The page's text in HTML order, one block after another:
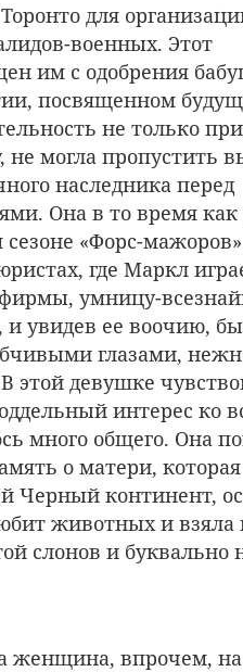
для
военных. Этот
им с одобрения
посвященном
не только
могла пропустить
наследника перед
Она в то время как
«Форс-
где Маркл
умницу-
увидев ее воочию,
глазами,
девушке
интерес ко
много общего. Она
о матери, которая
Черный континент,
животных и взяла
слонов и буквально
женщина, впрочем,